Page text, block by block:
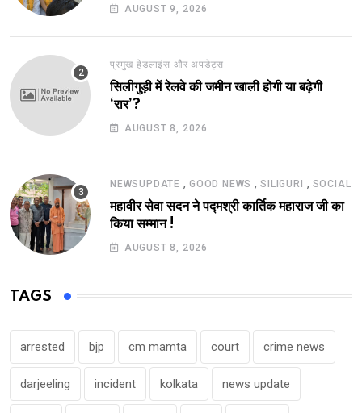
AUGUST 9, 2026
प्रमुख हेडलाइंस और अपडेट्स
सिलीगुड़ी में रेलवे की जमीन खाली होगी या बढ़ेगी
‘रार’?
AUGUST 8, 2026
NEWSUPDATE , GOOD NEWS ,SILIGURI , SOCIAL
महावीर सेवा सदन ने पद्मश्री कार्तिक महाराज जी का
किया सम्मान !
AUGUST 8, 2026
TAGS
arrested bjp cm mamta court crime news
darjeeling incident kolkata news update